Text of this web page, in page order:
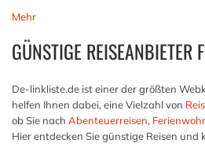
Mehr
GÜNSTIGE REISEANBIETER
De-linkliste.de ist einer der größten
helfen Ihnen dabei, eine Vielzahl von
ob Sie nach Abenteuerreisen,
Hier entdecken Sie günstige Reisen und